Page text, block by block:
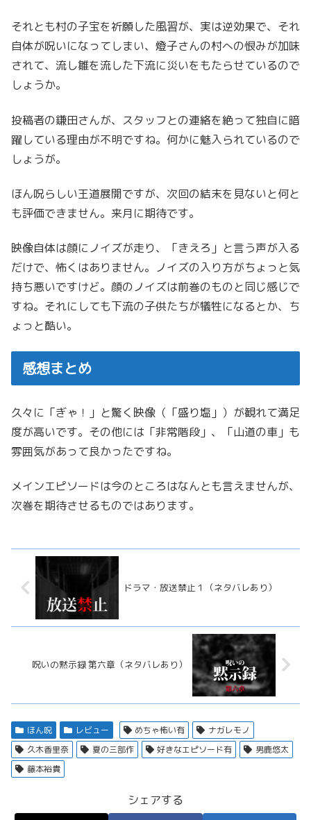
それとも村の子宝を祈願した風習が、実は逆効果で、それ
自体が呪いになってしまい、燈子さんの村への恨みが加味
されて、流し雛を流した下流に災いをもたらせているので
しょうか。
投稿者の鎌田さんが、スタッフとの連絡を絶って独自に暗
躍している理由が不明ですね。何かに魅入られているので
しょうが。
ほん呪らしい王道展開ですが、次回の結末を見ないと何と
も評価できません。来月に期待です。
映像自体は顔にノイズが走り、「きえろ」と言う声が入る
だけで、怖くはありません。ノイズの入り方がちょっと気
持ち悪いですけど。顔のノイズは前巻のものと同じ感じで
すね。それにしても下流の子供たちが犠牲になるとか、ち
ょっと酷い。
感想まとめ
久々に「ぎゃ！」と驚く映像（「盛り塩」）が観れて満足
度が高いです。その他には「非常階段」、「山道の車」も
雰囲気があって良かったですね。
メインエピソードは今のところはなんとも言えませんが、
次巻を期待させるものではあります。
ドラマ・放送禁止１（ネタバレあり）
呪いの黙示録 第六章（ネタバレあり）
ほん呪 レビュー めちゃ怖い有
ナガレモノ
久木香里奈
夏の三部作 好きなエピソード有
男鹿悠太
藤本裕貴
シェアする